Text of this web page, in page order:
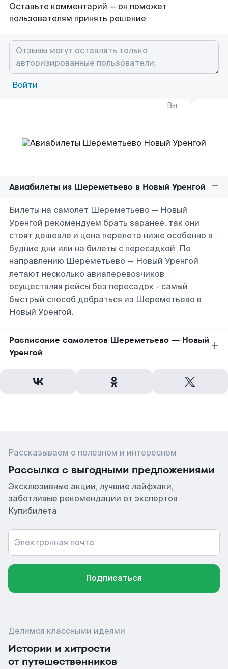
Оставьте комментарий — он поможет
пользователям принять решение
Войти
Вы
Авиабилеты из Шереметьево в Новый Уренгой
Билеты на самолет Шереметьево — Новый
Уренгой рекомендуем брать заранее, так они
стоят дешевле и цена перелета ниже особенно в
будние дни или на билеты с пересадкой. По
направлению Шереметьево — Новый Уренгой
летают несколько авиаперевозчиков
осуществляя рейсы без пересадок - самый
быстрый способ добраться из Шереметьево в
Новый Уренгой.
Расписание самолетов Шереметьево — Новый
Уренгой
Рассказываем о полезном и интересном
Рассылка с выгодными предложениями
Эксклюзивные акции, лучшие лайфхаки,
заботливые рекомендации от экспертов
Купибилета
Электронная почта
Подписаться
Делимся классными идеями
Истории и хитрости
от путешественников